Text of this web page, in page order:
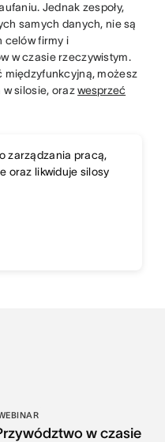
Jednak zespoły,
samych danych, nie są
celów firmy i
w czasie rzeczywistym.
międzyfunkcyjną, możesz
w silosie, orazwesprzeć
zarządzania pracą,
oraz likwiduje silosy
w czasie